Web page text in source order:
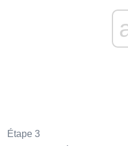
Étape 3